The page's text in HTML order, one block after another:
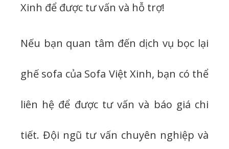
Xinh để được tư vấn và hỗ trợ!
Nếu bạn quan tâm đến dịch vụ bọc lại
ghế sofa của Sofa Việt Xinh, bạn có thể
liên hệ để được tư vấn và báo giá chi
tiết. Đội ngũ tư vấn chuyên nghiệp và